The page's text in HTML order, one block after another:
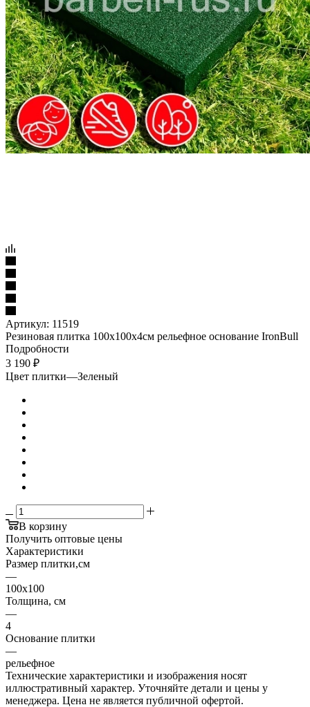
Артикул: 11519
Резиновая плитка 100х100х4см рельефное основание IronBull
Подробности
3 190 ₽
Цвет плитки—Зеленый
В корзину
Получить оптовые цены
Характеристики
Размер плитки,см
—
100х100
Толщина, см
—
4
Основание плитки
—
рельефное
Технические характеристики и изображения носят
иллюстративный характер. Уточняйте детали и цены у
менеджера. Цена не является публичной офертой.